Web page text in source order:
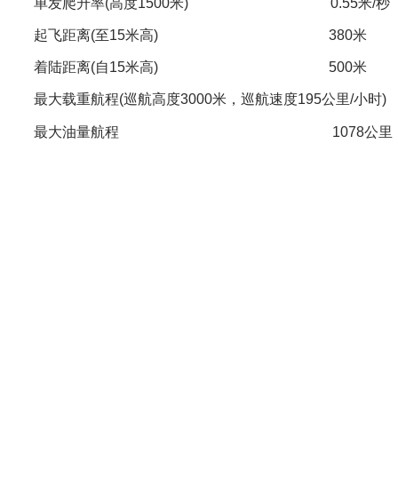
起飞距离(至15米高) 380米
着陆距离(自15米高) 500米
最大载重航程(巡航高度3000米，巡航速度195公里/
最大油量航程 1078公里